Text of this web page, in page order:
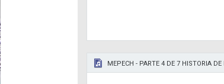
MEPECH - PARTE 4 DE 7 HISTORIA